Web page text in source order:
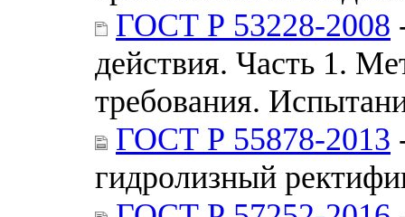
ГОСТ Р 53228-2008
действия. Часть 1.
требования.
ГОСТ Р 55878-2013
гидролизный